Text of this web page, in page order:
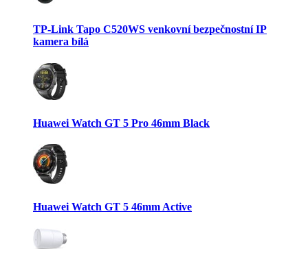
TP-Link Tapo C520WS venkovní bezpečnostní IP
kamera bílá
Huawei Watch GT 5 Pro 46mm Black
Huawei Watch GT 5 46mm Active